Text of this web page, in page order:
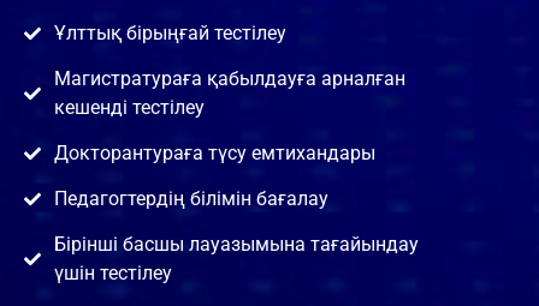
Ұлттық бірыңғай тестілеу
Магистратураға қабылдауға арналған
кешенді тестілеу
Докторантураға түсу емтихандары
Педагогтердің білімін бағалау
Бірінші басшы лауазымына тағайындау
үшін тестілеу